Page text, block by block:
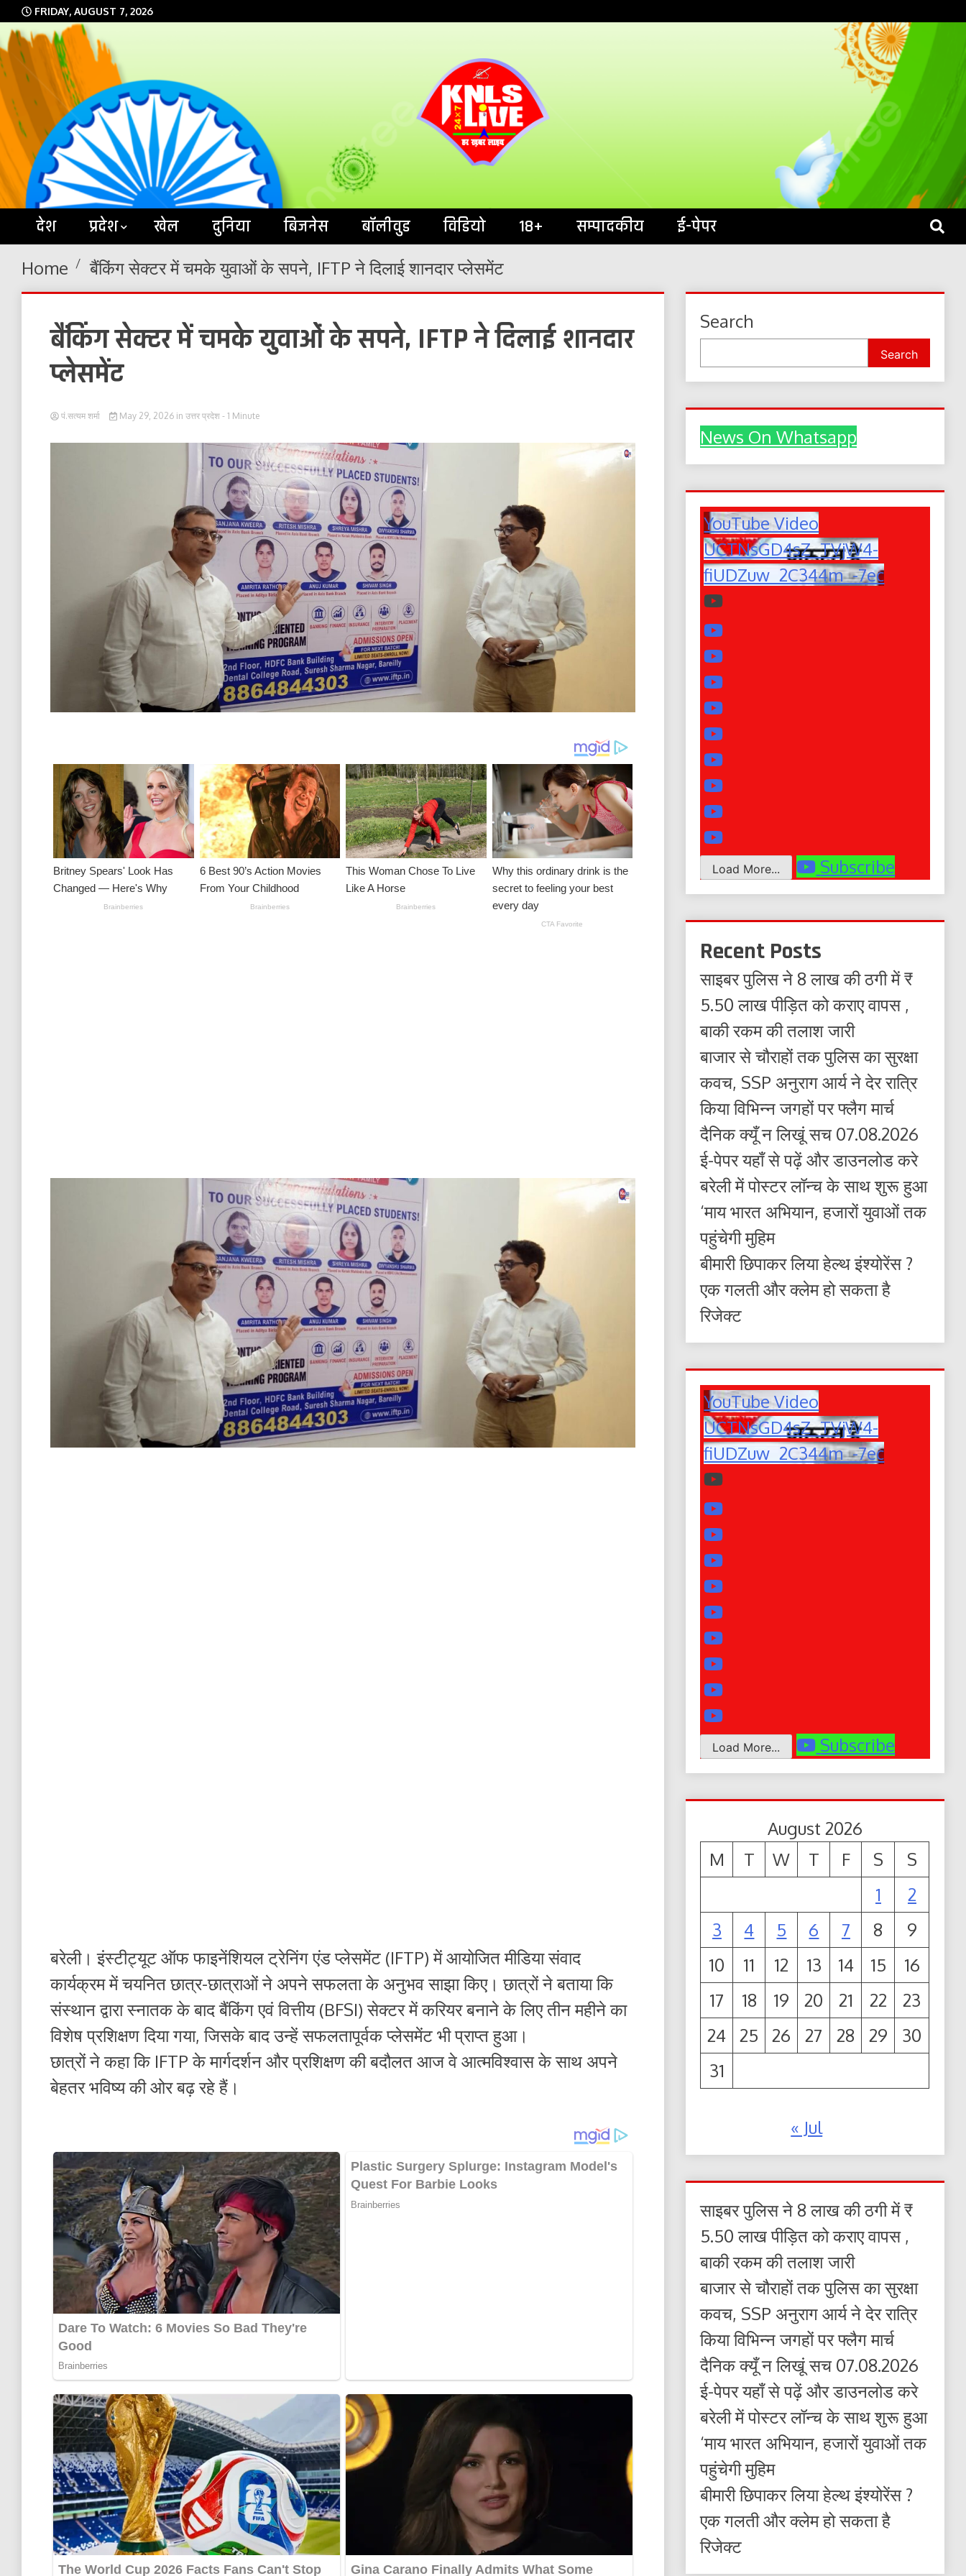
Skip
to
content
FRIDAY, AUGUST 7, 2026
KNLS LIVE
देश प्रदेश खेल दुनिया बिजनेस बॉलीवुड विडियो 18+ सम्पादकीय ई-पेपर
Home बैंकिंग सेक्टर में चमके युवाओं के सपने, IFTP ने दिलाई शानदार प्लेसमेंट
बैंकिंग सेक्टर में चमके युवाओं के सपने, IFTP ने दिलाई शानदार
प्लेसमेंट
पं.सत्यम शर्मा May 29, 2026 in उत्तर प्रदेश - 1 Minute
बरेली। इंस्टीट्यूट ऑफ फाइनेंशियल ट्रेनिंग एंड प्लेसमेंट (IFTP) में आयोजित मीडिया संवाद
कार्यक्रम में चयनित छात्र-छात्राओं ने अपने सफलता के अनुभव साझा किए। छात्रों ने बताया कि
संस्थान द्वारा स्नातक के बाद बैंकिंग एवं वित्तीय (BFSI) सेक्टर में करियर बनाने के लिए तीन महीने का
विशेष प्रशिक्षण दिया गया, जिसके बाद उन्हें सफलतापूर्वक प्लेसमेंट भी प्राप्त हुआ।
छात्रों ने कहा कि IFTP के मार्गदर्शन और प्रशिक्षण की बदौलत आज वे आत्मविश्वास के साथ अपने
बेहतर भविष्य की ओर बढ़ रहे हैं।
Search
Search
News On Whatsapp
YouTube Video
UCTNsGD4sZ_TVjW4-
fiUDZuw_2C344m_-7ec
Load More... Subscribe
Recent Posts
साइबर पुलिस ने 8 लाख की ठगी में ₹
5.50 लाख पीड़ित को कराए वापस ,
बाकी रकम की तलाश जारी
बाजार से चौराहों तक पुलिस का सुरक्षा
कवच, SSP अनुराग आर्य ने देर रात्रि
किया विभिन्न जगहों पर फ्लैग मार्च
दैनिक क्यूँ न लिखूं सच 07.08.2026
ई-पेपर यहाँ से पढ़ें और डाउनलोड करे
बरेली में पोस्टर लॉन्च के साथ शुरू हुआ
‘माय भारत अभियान, हजारों युवाओं तक
पहुंचेगी मुहिम
बीमारी छिपाकर लिया हेल्थ इंश्योरेंस ?
एक गलती और क्लेम हो सकता है
रिजेक्ट
YouTube Video
UCTNsGD4sZ_TVjW4-
fiUDZuw_2C344m_-7ec
Load More... Subscribe
August 2026
M
T W T F S
S
1
2
3
4 5 6 7 8
9
10
11 12 13 14 15
16
17
18 19 20 21 22
23
24
25 26 27 28 29
30
31
« Jul
साइबर पुलिस ने 8 लाख की ठगी में ₹
5.50 लाख पीड़ित को कराए वापस ,
बाकी रकम की तलाश जारी
बाजार से चौराहों तक पुलिस का सुरक्षा
कवच, SSP अनुराग आर्य ने देर रात्रि
किया विभिन्न जगहों पर फ्लैग मार्च
दैनिक क्यूँ न लिखूं सच 07.08.2026
ई-पेपर यहाँ से पढ़ें और डाउनलोड करे
बरेली में पोस्टर लॉन्च के साथ शुरू हुआ
‘माय भारत अभियान, हजारों युवाओं तक
पहुंचेगी मुहिम
बीमारी छिपाकर लिया हेल्थ इंश्योरेंस ?
एक गलती और क्लेम हो सकता है
रिजेक्ट